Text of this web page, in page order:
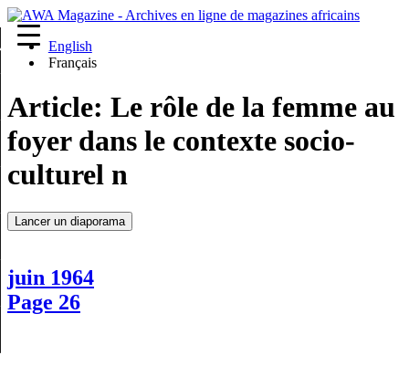
English
Français
Article: Le rôle de la femme au
foyer dans le contexte socio-
culturel n
Lancer un diaporama
juin 1964
Page 26